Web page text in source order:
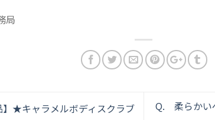
局
】★キャラメルボディスクラブ
Q. 柔らかい